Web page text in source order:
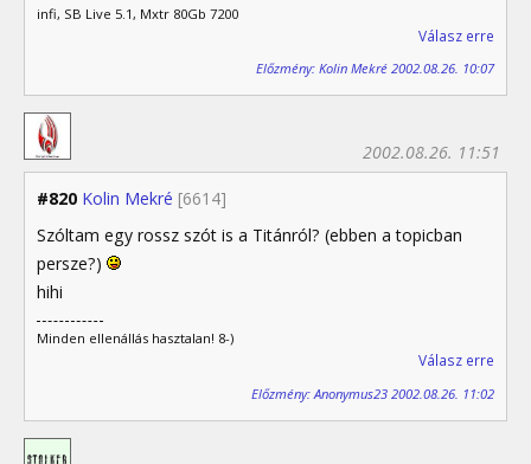
infi, SB Live 5.1, Mxtr 80Gb 7200
Válasz erre
Előzmény: Kolin Mekré 2002.08.26. 10:07
#820 Kolin Mekré [6614]
2002.08.26. 11:51
Szóltam egy rossz szót is a Titánról? (ebben a topicban
persze?)
hihi
Minden ellenállás hasztalan! 8-)
Válasz erre
Előzmény: Anonymus23 2002.08.26. 11:02